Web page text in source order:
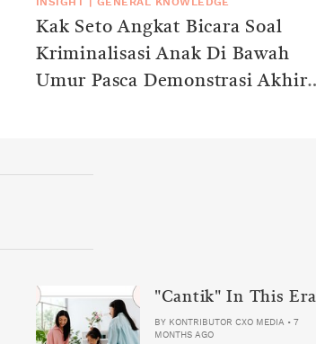
Kak Seto Angkat Bicara Soal
Kriminalisasi Anak Di Bawah
Umur Pasca Demonstrasi Akhir
"Cantik" In This Era
BY KONTRIBUTOR CXO MEDIA • 7
MONTHS AGO